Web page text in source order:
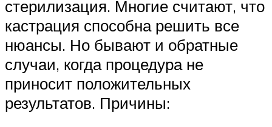
стерилизация. Многие считают, что
кастрация способна решить все
нюансы. Но бывают и обратные
случаи, когда процедура не
приносит положительных
результатов. Причины: